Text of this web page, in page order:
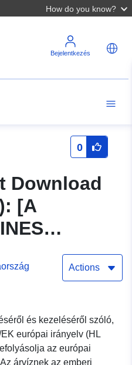
How do you know?
Bejelentkezés
0
Download
[A
IPPC-
Actions
és kezeléséről szóló,
európai irányelv (HL
az európai
árvíznek az emberi